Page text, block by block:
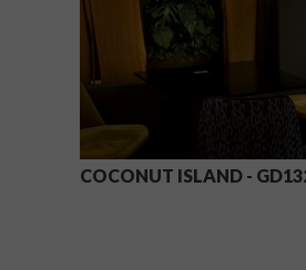
COCONUT ISLAND -